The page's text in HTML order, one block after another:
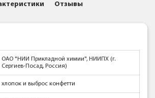
Отзывы
ОАО "НИИ Прикладной химии", НИИПХ (г.
Сергиев-Посад, Россия)
хлопок и выброс конфетти